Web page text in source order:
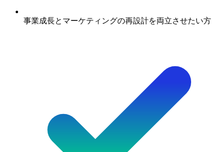
事業成長とマーケティングの再設計を両立させたい方